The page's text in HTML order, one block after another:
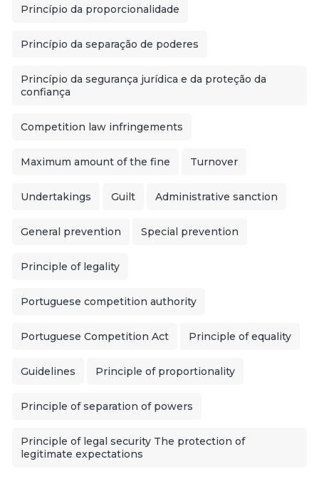
Princípio da proporcionalidade
Princípio da separação de poderes
Princípio da segurança jurídica e da proteção da
confiança
Competition law infringements
Maximum amount of the fine Turnover
Undertakings Guilt Administrative sanction
General prevention Special prevention
Principle of legality
Portuguese competition authority
Portuguese Competition Act Principle of equality
Guidelines Principle of proportionality
Principle of separation of powers
Principle of legal security The protection of
legitimate expectations